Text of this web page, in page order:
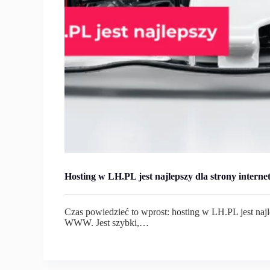
Hosting w LH.PL jest najlepszy dla strony
Czas powiedzieć to wprost: hosting w LH.PL jest
WWW. Jest szybki,…